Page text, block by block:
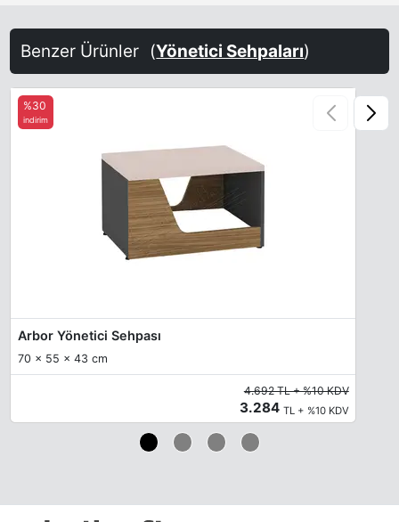
Benzer Ürünler (Yönetici Sehpaları)
Arbor Yönetici Sehpası
70 x 55 x 43 cm
%30
indirim
4.692 TL + %10 KDV
3.284 TL + %10 KDV